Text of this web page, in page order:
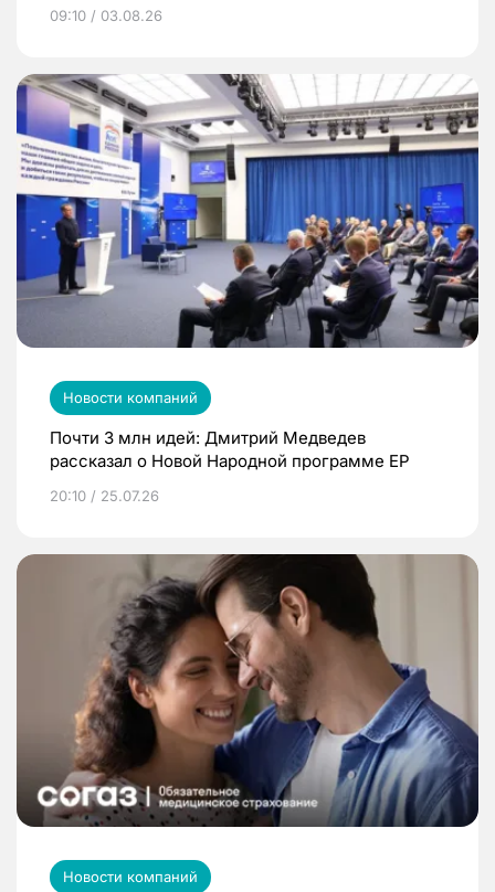
09:10 / 03.08.26
Новости компаний
Почти 3 млн идей: Дмитрий Медведев
рассказал о Новой Народной программе ЕР
20:10 / 25.07.26
Новости компаний